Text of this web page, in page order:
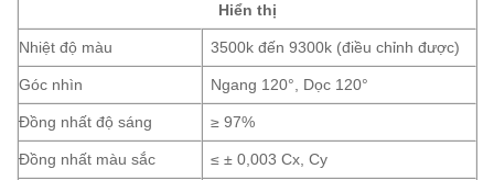
Hiển thị
Nhiệt độ màu 3500k đến 9300k (điều chỉnh được)
Góc nhìn Ngang 120°, Dọc 120°
Đồng nhất độ sáng ≥ 97%
Đồng nhất màu sắc ≤ ± 0,003 Cx, Cy